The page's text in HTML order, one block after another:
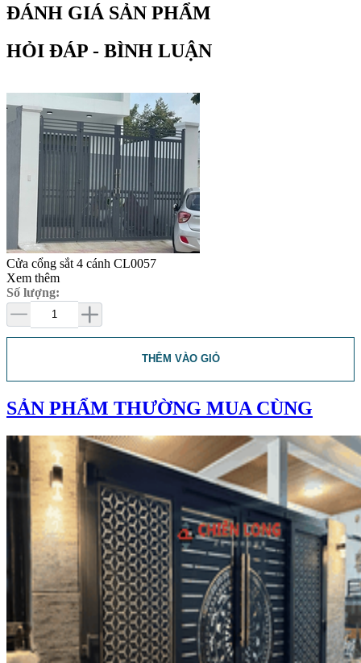
ĐÁNH GIÁ SẢN PHẨM
HỎI ĐÁP - BÌNH LUẬN
Cửa cổng sắt 4 cánh CL0057
Xem thêm
Số lượng:
THÊM VÀO GIỎ
SẢN PHẨM THƯỜNG MUA CÙNG